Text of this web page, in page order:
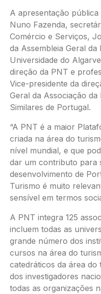
A apresentação
Nuno Fazenda,
Comércio e Serviços,
da Assembleia Geral
Universidade do
direção da PNT e
Vice-presidente da
Geral da Associação
Similares de Portugal.
“A PNT é a maior
criada na área do
nível mundial, e que
dar um contributo para
desenvolvimento de
Turismo é muito
sensível em termos
A PNT integra 125
incluem todas as
grande número dos
cursos na área do
catedráticos da área do
dos investigadores
todas as organizações